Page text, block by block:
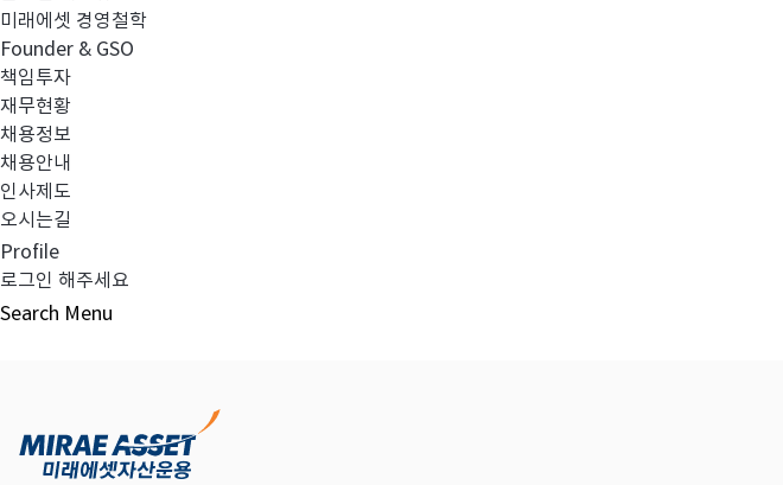
미래에셋 경영철학
Founder & GSO
책임투자
재무현황
채용정보
채용안내
인사제도
오시는길
Profile
로그인 해주세요
Search Menu
다음글
목록보기